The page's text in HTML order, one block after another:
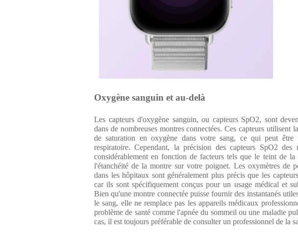
Oxygène sanguin et au-delà
Les capteurs d'oxygène sanguin, ou capteurs SpO2, sont
dans de nombreuses montres connectées. Ces capteurs utilisent
de saturation en oxygène dans votre sang, ce qui peut
respiratoire. Cependant, la précision des capteurs SpO2 des
considérablement en fonction de facteurs tels que le teint de la
l'étanchéité de la montre sur votre poignet. Les oxymètres de
dans les hôpitaux sont généralement plus précis que les
car ils sont spécifiquement conçus pour un usage médical et
Bien qu'une montre connectée puisse fournir des instantanés
le sang, elle ne remplace pas les appareils médicaux
problème de santé comme l'apnée du sommeil ou une maladie
cas, il est toujours préférable de consulter un professionnel de la